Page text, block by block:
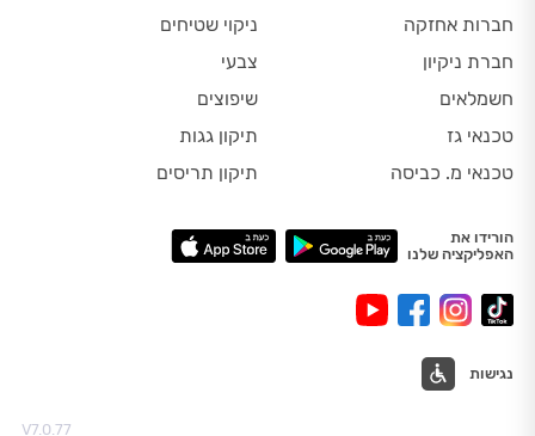
חברות אחזקה
חברת ניקיון
חשמלאים
טכנאי גז
טכנאי מ. כביסה
ניקוי שטיחים
צבעי
שיפוצים
תיקון גגות
תיקון תריסים
הורידו את
האפליקציה שלנו
נגישות
V7.0.77